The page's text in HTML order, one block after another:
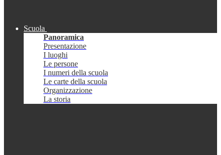
Scuola
Panoramica
Presentazione
I luoghi
Le persone
I numeri della scuola
Le carte della scuola
Organizzazione
La storia